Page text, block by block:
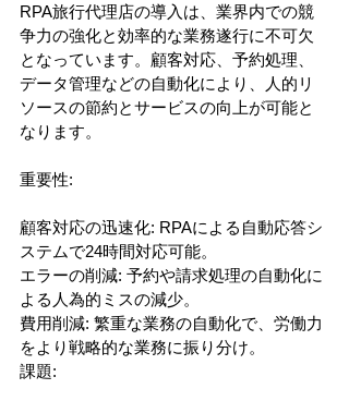
RPA旅行代理店の導入は、業界内での競
争力の強化と効率的な業務遂行に不可欠
となっています。顧客対応、予約処理、
データ管理などの自動化により、人的リ
ソースの節約とサービスの向上が可能と
なります。
重要性:
顧客対応の迅速化: RPAによる自動応答シ
ステムで24時間対応可能。
エラーの削減: 予約や請求処理の自動化に
よる人為的ミスの減少。
費用削減: 繁重な業務の自動化で、労働力
をより戦略的な業務に振り分け。
課題: